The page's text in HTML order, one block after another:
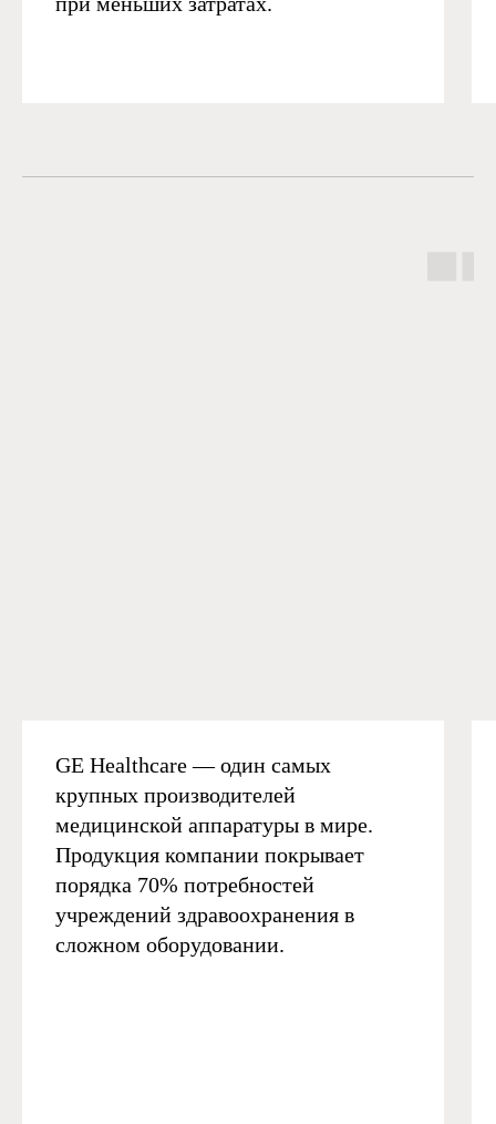
GE Healthcare — один самых
крупных производителей
медицинской аппаратуры в мире.
Продукция компании покрывает
порядка 70% потребностей
учреждений здравоохранения в
сложном оборудовании.